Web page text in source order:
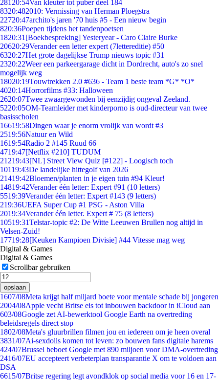
281 20:54Van kleuter tot puber deel 184
8320:482010: Vermissing van Herman Ploegstra
22720:47archito's jaren '70 huis #5 - Een nieuw begin
820:36Poepen tijdens het tandenpoetsen
1820:31 [Boekbespreking] Yesteryear - Caro Claire Burke
20620:29Verander een letter expert (7lettereditie) #50
6320:27Het grote dagelijkse Trump nieuws topic #31
2320:22Weer een parkeergarage dicht in Dordrecht, auto's zo snel
mogelijk weg
18020:19Touwtrekken 2.0 #636 - Team 1 beste team *G* *O*
4020:14Horrorfilms #33: Halloween
2620:07Twee zwaargewonden bij eenzijdig ongeval Zeeland.
5220:05OM-Teamleider met kinderporno is oud-directeur van twee
basisscholen
16619:58Dingen waar je enorm vrolijk van wordt #3
2519:56Natuur en Wild
1619:54Radio 2 #145 Ruud 66
4719:47[Netflix #210] TUDUM
21219:43[NL] Street View Quiz [#122] - Loogisch toch
10119:43De landelijke hittegolf van 2026
21419:42Bloemen/planten in je eigen tuin #94 Kleur!
14819:42Verander één letter: Expert #91 (10 letters)
5519:39Verander één letter: Expert #143 (9 letters)
219:36UEFA Super Cup #1 PSG - Aston Villa
2019:34Verander één letter. Expert # 75 (8 letters)
10519:31Telstar-topic #2: De Witte Leeuwen Brullen nog altijd in
Velsen-Zuid!
17719:28[Keuken Kampioen Divisie] #44 Vitesse mag weg
Digital & Games
Digital & Games
Scrollbar gebruiken
opslaan
1607/08Meta krijgt half miljard boete voor mentale schade bij jongeren
2004/08Apple vecht Britse eis tot inbouwen backdoor in iCloud aan
603/08Google zet AI-bewerktool Google Earth na overtreding
beleidsregels direct stop
1802/08Meta's gluurbrillen filmen jou en iedereen om je heen overal
3831/07Ai-sexdolls komen tot leven: zo bouwen fans digitale harems
424/07Brussel beboet Google met 890 miljoen voor DMA-overtreding
2416/07EU accepteert verbeterplan transparantie X om te voldoen aan
DSA
6615/07Britse regering legt avondklok op social media voor 16 en 17-